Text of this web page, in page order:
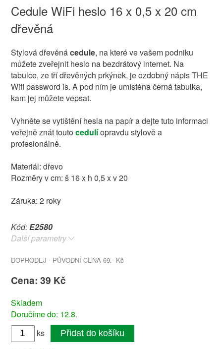
Cedule WiFi heslo 16 x 0,5 x 20 cm
dřevěná
Stylová dřevěnácedule, na které ve vašem podniku
můžete zveřejnit heslo na bezdrátový internet. Na
tabulce, ze tří dřevěných prkýnek, je ozdobný nápis THE
Wifi password is. A pod ním je umístěna černá tabulka,
kam jej můžete vepsat.
Vyhněte se vytištění hesla na papír a dejte tuto informaci
veřejně znát touto cedulíopravdu stylově a
profesionálně.
Materiál: dřevo
Rozměry v cm: š 16 x h 0,5 x v 20
Záruka: 2 roky
Kód:E2580
Další parametry
DOPRODEJ - PŮVODNÍ CENA 69.- Kč
Cena: 39 Kč
Skladem
Doručíme do: 12.8.
ks
Přidat do košíku